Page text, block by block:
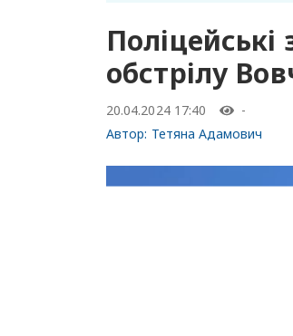
Поліцейські
обстрілу
20.04.2024 17:40
-
Автор: Тетяна Адамович